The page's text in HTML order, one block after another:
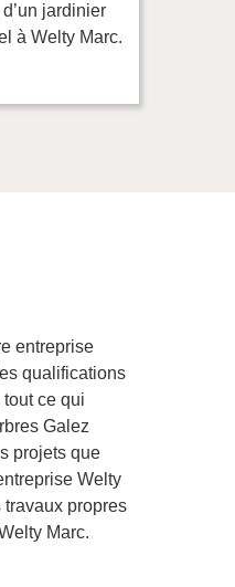
jardinier
à Welty Marc.
entreprise
qualifications
ce qui
Galez
projets que
Welty
travaux propres
Marc.